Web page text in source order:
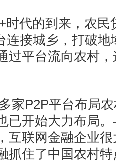
代的到来，农民
连接城乡，打破
过平台流向农村
P2P平台布局农
已开始大力布局
互联网金融企业
抓住了中国农村